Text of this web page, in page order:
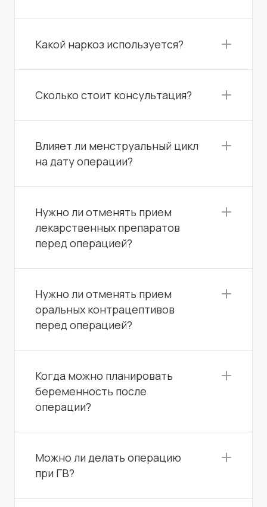
Какой наркоз используется?
Сколько стоит консультация?
Влияет ли менструальный цикл
на дату операции?
Нужно ли отменять прием
лекарственных препаратов
перед операцией?
Нужно ли отменять прием
оральных контрацептивов
перед операцией?
Когда можно планировать
беременность после
операции?
Можно ли делать операцию
при ГВ?